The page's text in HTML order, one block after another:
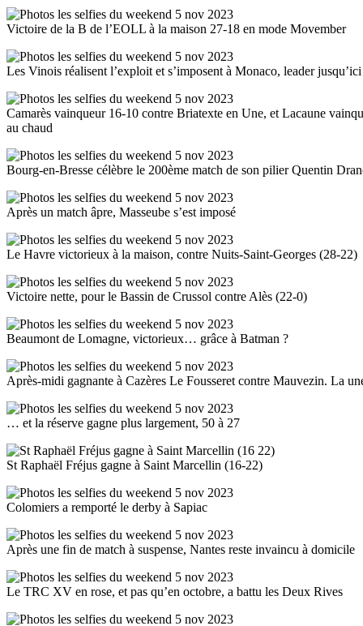
Victoire de la B de l’EOLL à la maison 27-18 en mode Movember
Les Vinois réalisent l’exploit et s’imposent à Monaco, leader
Camarès vainqueur 16-10 contre Briatexte en Une, et Lacaune
au chaud
Bourg-en-Bresse célèbre le 200ème match de son pilier Quentin
Après un match âpre, Masseube s’est imposé
Le Havre victorieux à la maison, contre Nuits-Saint-Georges (28-22)
Victoire nette, pour le Bassin de Crussol contre Alès (22-0)
Beaumont de Lomagne, victorieux… grâce à Batman ?
Après-midi gagnante à Cazères Le Fousseret contre Mauvezin. La
… et la réserve gagne plus largement, 50 à 27
St Raphaël Fréjus gagne à Saint Marcellin (16-22)
Colomiers a remporté le derby à Sapiac
Après une fin de match à suspense, Nantes reste invaincu à domicile
Le TRC XV en rose, et pas qu’en octobre, a battu les Deux Rives